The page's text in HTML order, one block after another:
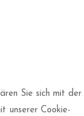
Sie sich mit der
unserer Cookie-